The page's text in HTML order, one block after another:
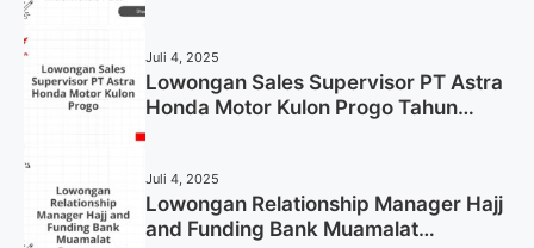
Juli 4, 2025
Lowongan Sales Supervisor PT Astra
Honda Motor Kulon Progo Tahun
Juli 4, 2025
Lowongan Relationship Manager Hajj
and Funding Bank Muamalat